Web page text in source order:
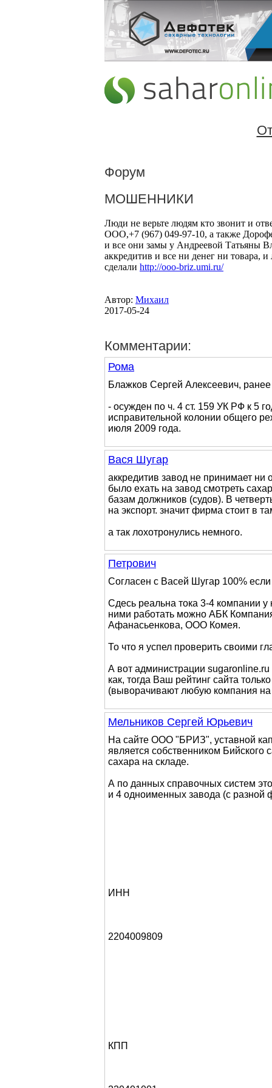
Форум
МОШЕННИКИ
Люди не верьте людям кто звонит и
ООО,+7 (967) 049-97-10, а также
и все они замы у Андреевой Татьяны
аккредитив и все ни денег ни товара,
сделали http://ooo-briz.umi.ru/
Автор: Михаил
2017-05-24
Комментарии:
Рома
Блажков Сергей Алексеевич,
- осужден по ч. 4 ст. 159 УК РФ к 5
исправительной колонии общего
июля 2009 года.
Вася Шугар
аккредитив завод не принимает
было ехать на завод смотреть
базам должников (судов). В
на экспорт. значит фирма стоит в
а так лохотронулись немного.
Петрович
Согласен с Васей Шугар 100%
Сдесь реальна тока 3-4 компании у
ними работать можно АБК
Афанасьенкова, ООО Комея.
То что я успел проверить своими
А вот администрации
как, тогда Ваш рейтинг сайта
(выворачивают любую компания на
Мельников Сергей Юрьевич
На сайте ООО "БРИЗ", уставной
является собственником Бийского
сахара на складе.
А по данных справочных систем
и 4 одноименных завода (с
ИНН
2204009809
КПП